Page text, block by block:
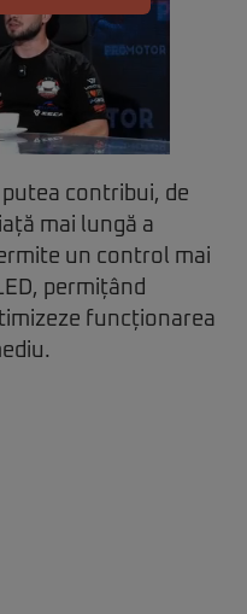
contribui, de
mai lungă a
un control mai
permițând
funcționarea